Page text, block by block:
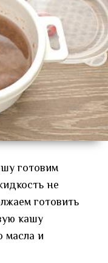
готовим
не
готовить
кашу
масла и